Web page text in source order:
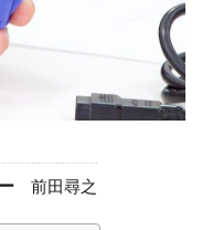
前田尋之